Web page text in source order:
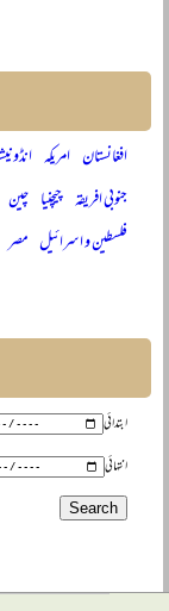
افغانستان امریکہ
جنوبی افریقہ چیچنیا چین
فلسطین و اسرائیل مصر
ابتدائی
انتہائی